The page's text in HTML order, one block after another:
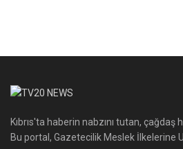
Kıbrıs'ta haberin nabzını tutan, çağdaş
Bu portal, Gazetecilik Meslek İlkelerine